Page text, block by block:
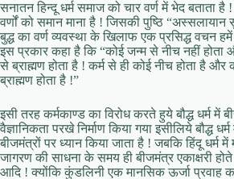
सनातन हिन्दू धर्म समाज को चार वर्ण में भेद बताता है
वर्णों को समान माना है ! जिसकी पुष्ठि “अस्सलायान
बुद्ध का वर्ण व्यवस्था के खिलाफ एक प्रसिद्ध वचन
इस प्रकार कहा है कि “कोई जन्म से नीच नहीं होता
से ब्राह्मण होता है ! कर्म से ही कोई नीच होता है और
ब्राह्मण होता है !”
इसी तरह कर्मकाण्ड का विरोध करते हुये बौद्ध धर्म में
वैज्ञानिकता परखे निर्माण किया गया इसीलिये बौद्ध
बीजमंत्रों पर ध्यान किया जाता है ! जबकि हिंदू धर्म
जागरण की साधना के समय ही बीजमंत्र एकाक्षरी
आदि ! क्योंकि कुंडलिनी एक मानसिक ऊर्जा प्रवाह